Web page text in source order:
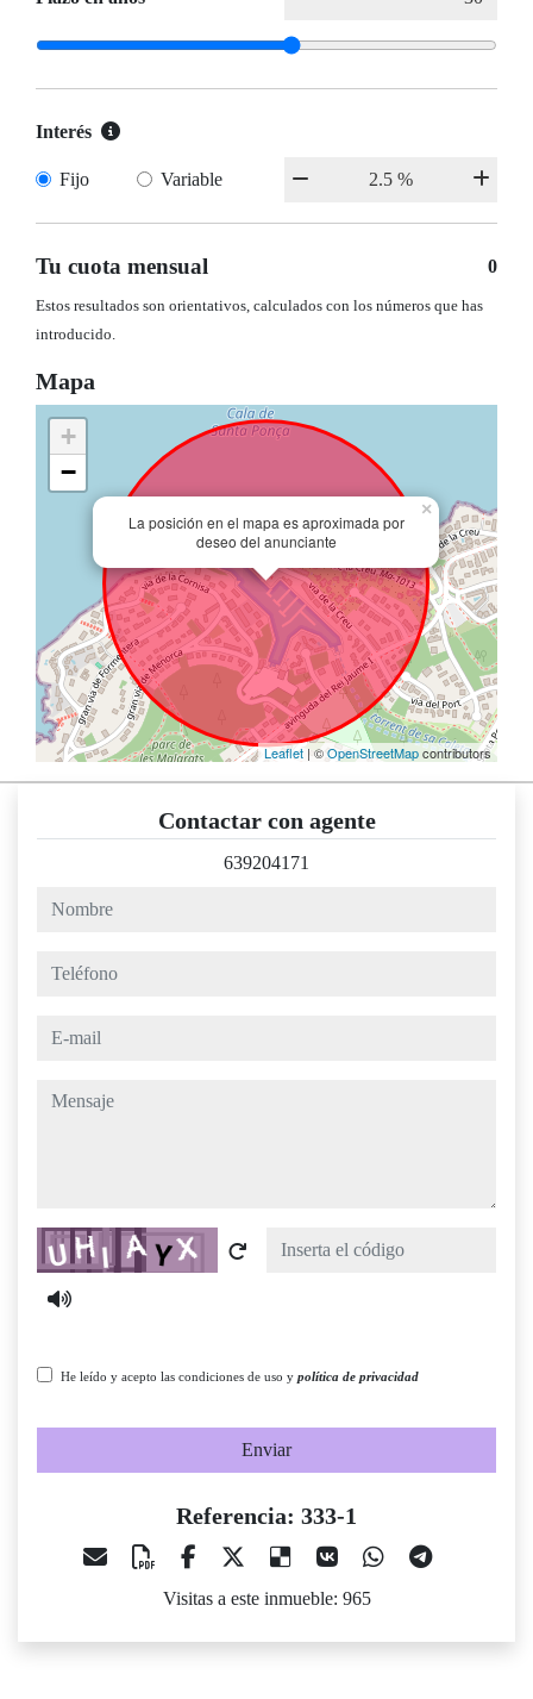
Interés
Fijo Variable
Tu cuota mensual 0
Estos resultados son orientativos, calculados con los números que has
introducido.
Mapa
La posición en el mapa es aproximada por
deseo del anunciante
×
+
−
Leaflet | ©OpenStreetMapcontributors
Contactar con agente
639204171
nombre
teléfono
e-mail
mensaje
Captcha
He leído y acepto las condiciones de uso y política de privacidad
Enviar
Referencia: 333-1
Visitas a este inmueble: 965